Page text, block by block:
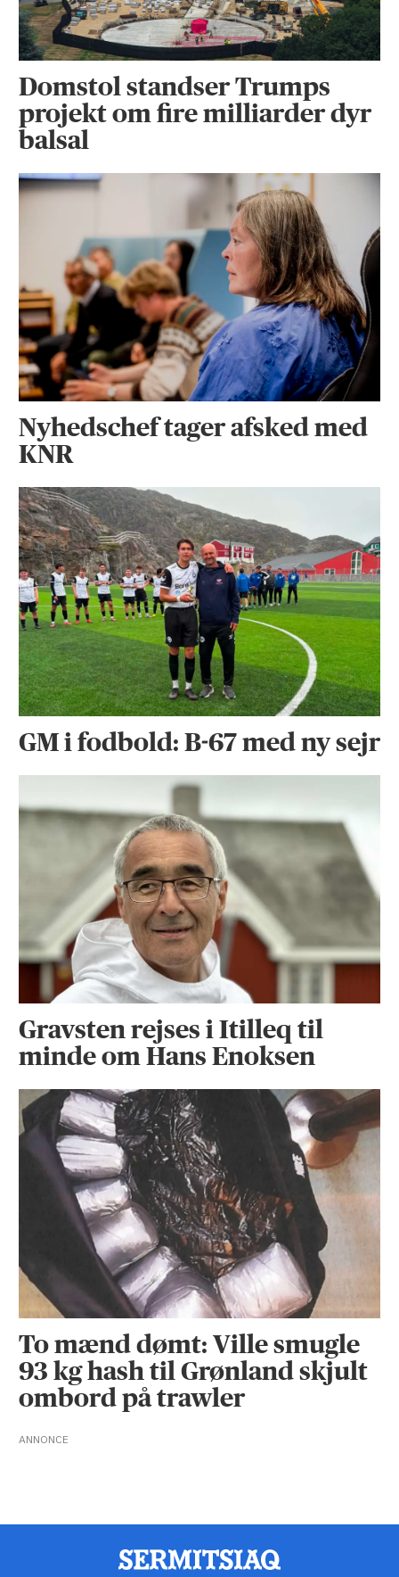
Domstol standser Trumps
projekt om fire milliarder dyr
balsal
Nyhedschef tager afsked med
KNR
GM i fodbold: B-67 med ny sejr
Gravsten rejses i Itilleq til
minde om Hans Enoksen
To mænd dømt: Ville smugle
93 kg hash til Grønland skjult
ombord på trawler
ANNONCE